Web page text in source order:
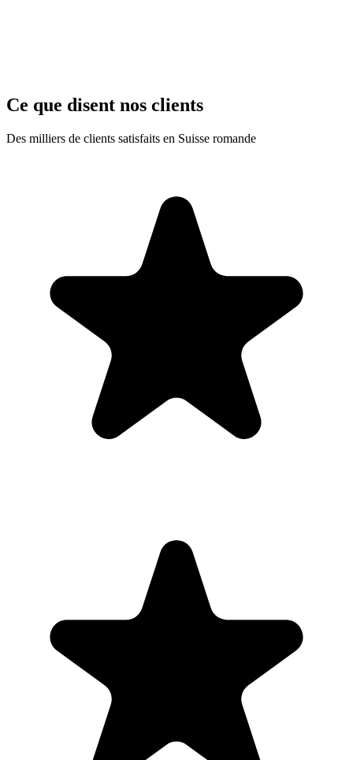
Ce que disent nos clients
Des milliers de clients satisfaits en Suisse romande